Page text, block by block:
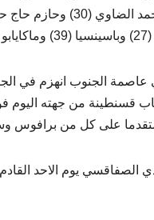
الجنوب انهزم في الجولة
برافوس وسيمبا (3 نقاط لكل فريق) فيما يأتي النادي الصفاقسي في المركز الرابع
الصفاقسي يوم الاحد